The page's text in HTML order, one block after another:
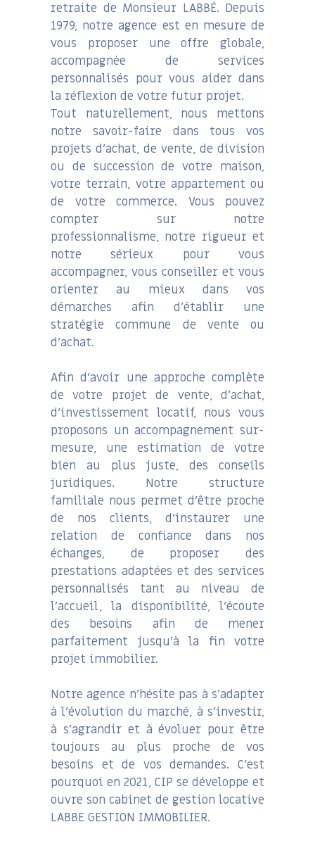
retraite de Monsieur LABBÉ. Depuis
1979, notre agence est en mesure de
vous proposer une offre globale,
accompagnée de services
personnalisés pour vous aider dans
la réflexion de votre futur projet.
Tout naturellement, nous mettons
notre savoir-faire dans tous vos
projets d’achat, de vente, de division
ou de succession de votre maison,
votre terrain, votre appartement ou
de votre commerce. Vous pouvez
compter sur notre
professionnalisme, notre rigueur et
notre sérieux pour vous
accompagner, vous conseiller et vous
orienter au mieux dans vos
démarches afin d’établir une
stratégie commune de vente ou
d’achat.
Afin d’avoir une approche complète
de votre projet de vente, d’achat,
d’investissement locatif, nous vous
proposons un accompagnement sur-
mesure, une estimation de votre
bien au plus juste, des conseils
juridiques. Notre structure
familiale nous permet d’être proche
de nos clients, d’instaurer une
relation de confiance dans nos
échanges, de proposer des
prestations adaptées et des services
personnalisés tant au niveau de
l’accueil, la disponibilité, l’écoute
des besoins afin de mener
parfaitement jusqu’à la fin votre
projet immobilier.
Notre agence n’hésite pas à s’adapter
à l’évolution du marché, à s’investir,
à s’agrandir et à évoluer pour être
toujours au plus proche de vos
besoins et de vos demandes. C’est
pourquoi en 2021, CIP se développe et
ouvre son cabinet de gestion locative
LABBE GESTION IMMOBILIER.